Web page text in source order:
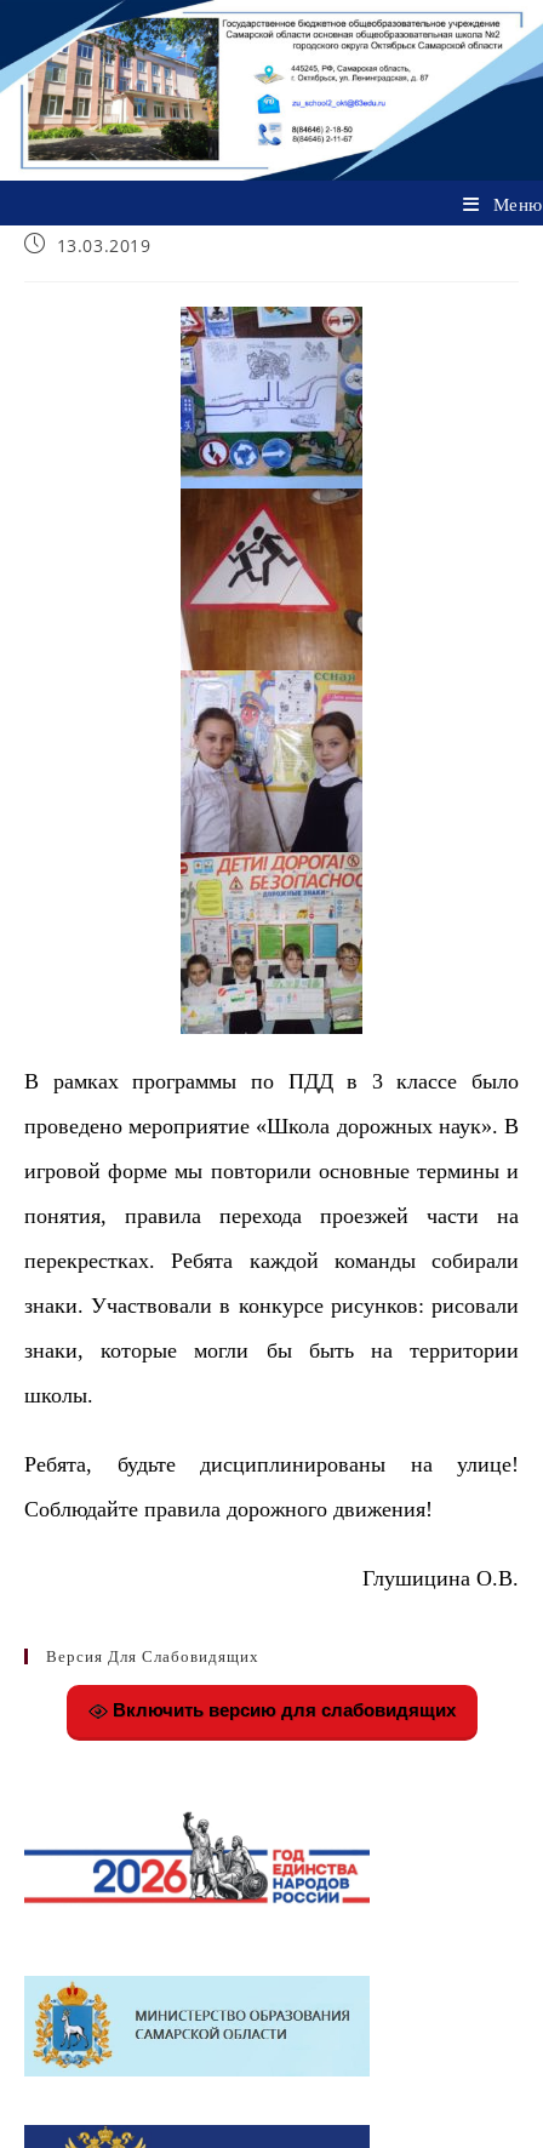
содержимому
Меню
Запись13.03.2019
В рамках программы по ПДД в 3 классе было
проведено мероприятие «Школа дорожных наук». В
игровой форме мы повторили основные термины и
понятия, правила перехода проезжей части на
перекрестках. Ребята каждой команды собирали
знаки. Участвовали в конкурсе рисунков: рисовали
знаки, которые могли бы быть на территории
школы.
Ребята, будьте дисциплинированы на улице!
Соблюдайте правила дорожного движения!
Глушицина О.В.
Версия Для Слабовидящих
Включить версию для слабовидящих